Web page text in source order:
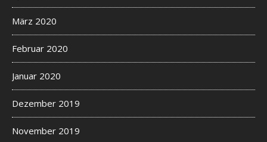
März 2020
Februar 2020
Januar 2020
Dezember 2019
November 2019